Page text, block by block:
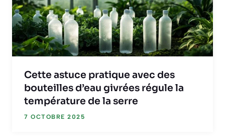
Cette astuce pratique avec des
bouteilles d’eau givrées régule la
température de la serre
7 OCTOBRE 2025